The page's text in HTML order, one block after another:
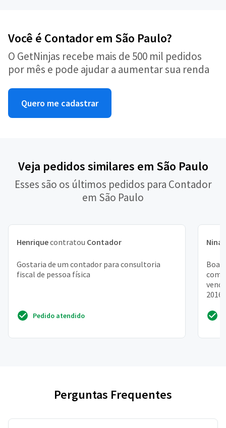
Você é Contador em São Paulo?
O GetNinjas recebe mais de 500 mil pedidos
por mês e pode ajudar a aumentar sua renda
Quero me cadastrar
Veja pedidos similares em São Paulo
Esses são os últimos pedidos para Contador
em São Paulo
Henriquecontratou Contador
Gostaria de um contador para consultoria
fiscal de pessoa física
Pedido atendido
Nina
Boa
com
Perguntas Frequentes